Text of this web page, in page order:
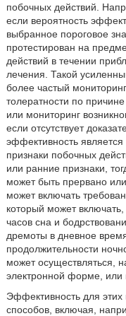
побочных действий.
если вероятность
выбранное пороговое
протестирован на
действий в течении
лечения. Такой
более частый
толератности по
или мониторинг
если отсутствует
эффективность
признаки побочных
или ранние признаки,
может быть прервано
может включать
который может
часов сна и
дремоты в дневное
продолжительности
может осуществляться,
электронной форме, или
Эффективность для
способов, включая,